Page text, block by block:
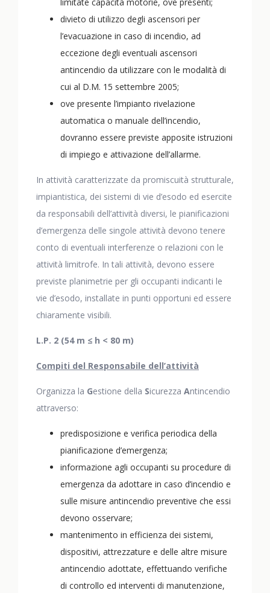
divieto di utilizzo degli ascensori per
l’evacuazione in caso di incendio, ad
eccezione degli eventuali ascensori
antincendio da utilizzare con le modalità di
cui al D.M. 15 settembre 2005;
ove presente l’impianto rivelazione
automatica o manuale dell’incendio,
dovranno essere previste apposite istruzioni
di impiego e attivazione dell’allarme.
In attività caratterizzate da promiscuità strutturale,
impiantistica, dei sistemi di vie d’esodo ed esercite
da responsabili dell’attività diversi, le pianificazioni
d’emergenza delle singole attività devono tenere
conto di eventuali interferenze o relazioni con le
attività limitrofe. In tali attività, devono essere
previste planimetrie per gli occupanti indicanti le
vie d’esodo, installate in punti opportuni ed essere
chiaramente visibili.
L.P. 2 (54 m ≤ h < 80 m)
Compiti del Responsabile dell’attività
Organizza la Gestione della Sicurezza Antincendio
attraverso:
predisposizione e verifica periodica della
pianificazione d’emergenza;
informazione agli occupanti su procedure di
emergenza da adottare in caso d’incendio e
sulle misure antincendio preventive che essi
devono osservare;
mantenimento in efficienza dei sistemi,
dispositivi, attrezzature e delle altre misure
antincendio adottate, effettuando verifiche
di controllo ed interventi di manutenzione,